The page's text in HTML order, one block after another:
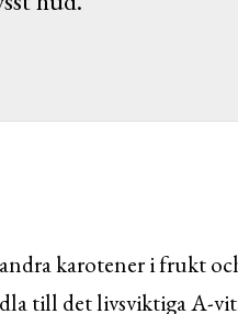
karotener i frukt
till det livsviktiga A-